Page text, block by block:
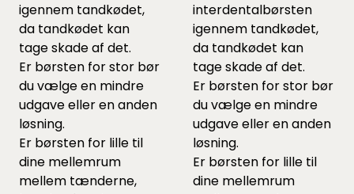
igennem tandkødet,
da tandkødet kan
tage skade af det.
Er børsten for stor bør
du vælge en mindre
udgave eller en anden
løsning.
Er børsten for lille til
dine mellemrum
mellem tænderne,
interdentalbørsten
igennem tandkødet,
da tandkødet kan
tage skade af det.
Er børsten for stor bør
du vælge en mindre
udgave eller en anden
løsning.
Er børsten for lille til
dine mellemrum